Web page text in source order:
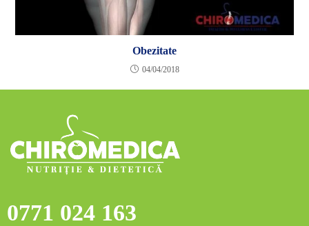
Obezitate
04/04/2018
0771 024 163